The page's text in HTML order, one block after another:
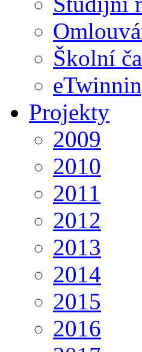
Školní
Projekty
2009
2010
2011
2012
2013
2014
2015
2016